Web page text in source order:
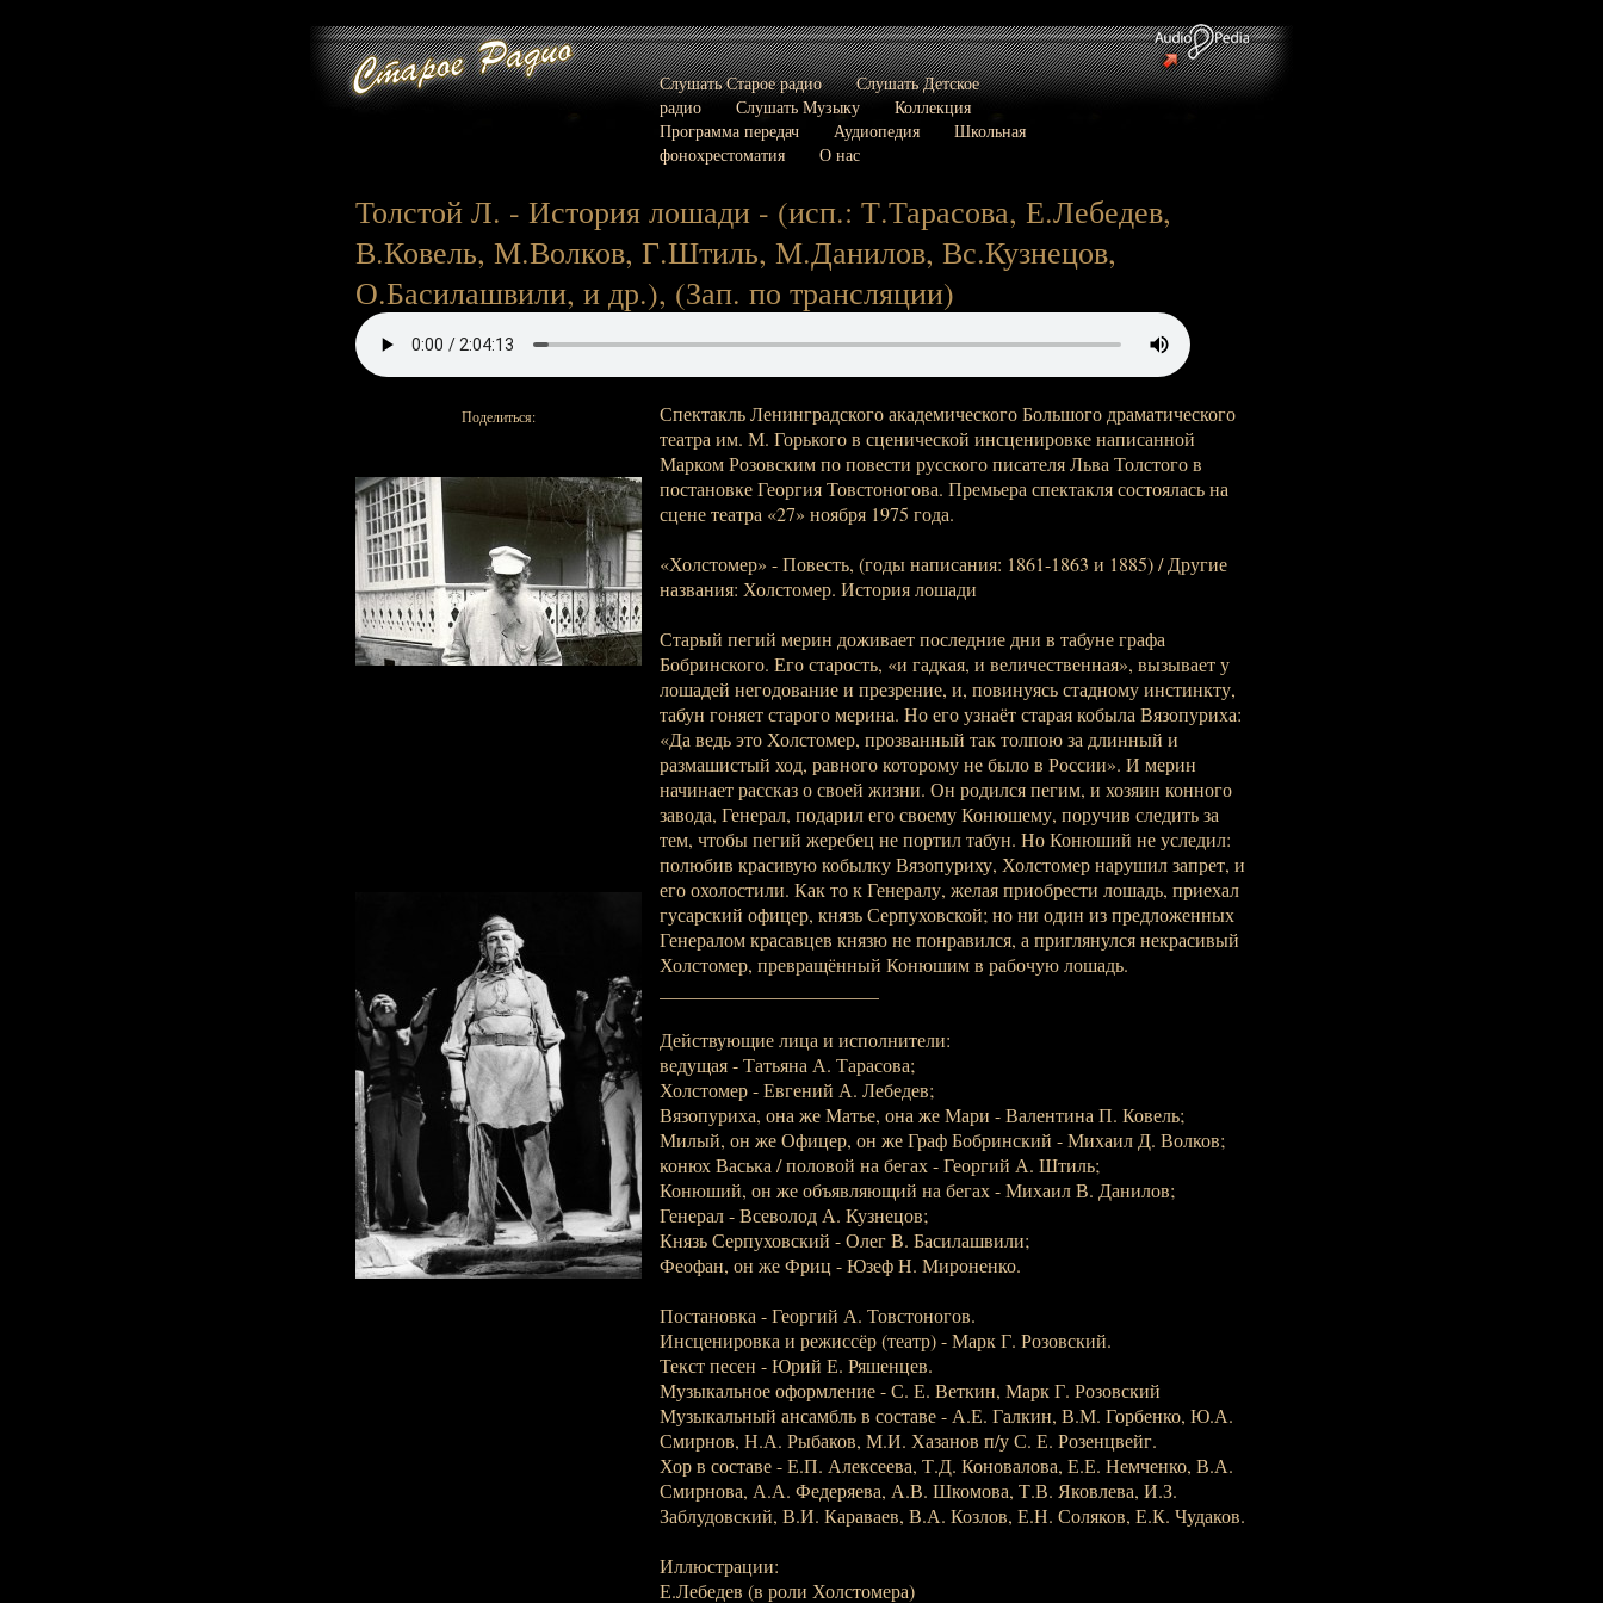
Слушать Старое радио
Слушать Детское
радио
Слушать Музыку
Коллекция
Программа передач
Аудиопедия
Школьная
фонохрестоматия
О нас
Толстой Л. - История лошади - (исп.: Т.Тарасова, Е.Лебедев,
В.Ковель, М.Волков, Г.Штиль, М.Данилов, Вс.Кузнецов,
О.Басилашвили, и др.), (Зап. по трансляции)
Поделиться:
Спектакль Ленинградского академического Большого драматического
театра им. М. Горького в сценической инсценировке написанной
Марком Розовским по повести русского писателя Льва Толстого в
постановке Георгия Товстоногова. Премьера спектакля состоялась на
сцене театра «27» ноября 1975 года.
«Холстомер» - Повесть, (годы написания: 1861-1863 и 1885) / Другие
названия: Холстомер. История лошади
Старый пегий мерин доживает последние дни в табуне графа
Бобринского. Его старость, «и гадкая, и величественная», вызывает у
лошадей негодование и презрение, и, повинуясь стадному инстинкту,
табун гоняет старого мерина. Но его узнаёт старая кобыла Вязопуриха:
«Да ведь это Холстомер, прозванный так толпою за длинный и
размашистый ход, равного которому не было в России». И мерин
начинает рассказ о своей жизни. Он родился пегим, и хозяин конного
завода, Генерал, подарил его своему Конюшему, поручив следить за
тем, чтобы пегий жеребец не портил табун. Но Конюший не уследил:
полюбив красивую кобылку Вязопуриху, Холстомер нарушил запрет, и
его охолостили. Как то к Генералу, желая приобрести лошадь, приехал
гусарский офицер, князь Серпуховской; но ни один из предложенных
Генералом красавцев князю не понравился, а приглянулся некрасивый
Холстомер, превращённый Конюшим в рабочую лошадь.
Действующие лица и исполнители:
ведущая - Татьяна А. Тарасова;
Холстомер - Евгений А. Лебедев;
Вязопуриха, она же Матье, она же Мари - Валентина П. Ковель;
Милый, он же Офицер, он же Граф Бобринский - Михаил Д. Волков;
конюх Васька / половой на бегах - Георгий А. Штиль;
Конюший, он же объявляющий на бегах - Михаил В. Данилов;
Генерал - Всеволод А. Кузнецов;
Князь Серпуховский - Олег В. Басилашвили;
Феофан, он же Фриц - Юзеф Н. Мироненко.
Постановка - Георгий А. Товстоногов.
Инсценировка и режиссёр (театр) - Марк Г. Розовский.
Текст песен - Юрий Е. Ряшенцев.
Музыкальное оформление - С. Е. Веткин, Марк Г. Розовский
Музыкальный ансамбль в составе - А.Е. Галкин, В.М. Горбенко, Ю.А.
Смирнов, Н.А. Рыбаков, М.И. Хазанов п/у С. Е. Розенцвейг.
Хор в составе - Е.П. Алексеева, Т.Д. Коновалова, Е.Е. Немченко, В.А.
Смирнова, А.А. Федеряева, А.В. Шкомова, Т.В. Яковлева, И.З.
Заблудовский, В.И. Караваев, В.А. Козлов, Е.Н. Соляков, Е.К. Чудаков.
Иллюстрации:
Е.Лебедев (в роли Холстомера)